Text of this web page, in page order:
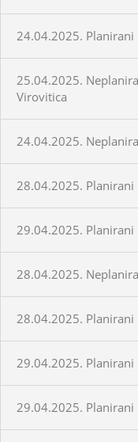
24.04.2025.
25.04.2025.
Virovitica
24.04.2025.
28.04.2025.
29.04.2025.
28.04.2025.
28.04.2025.
29.04.2025.
29.04.2025.